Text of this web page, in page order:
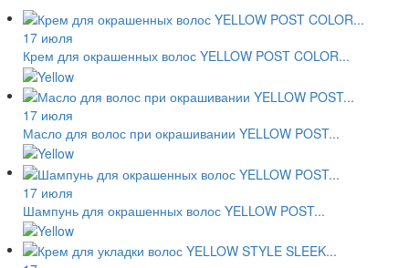
17 июля
Крем для окрашенных волос YELLOW POST COLOR...
17 июля
Масло для волос при окрашивании YELLOW POST...
17 июля
Шампунь для окрашенных волос YELLOW POST...